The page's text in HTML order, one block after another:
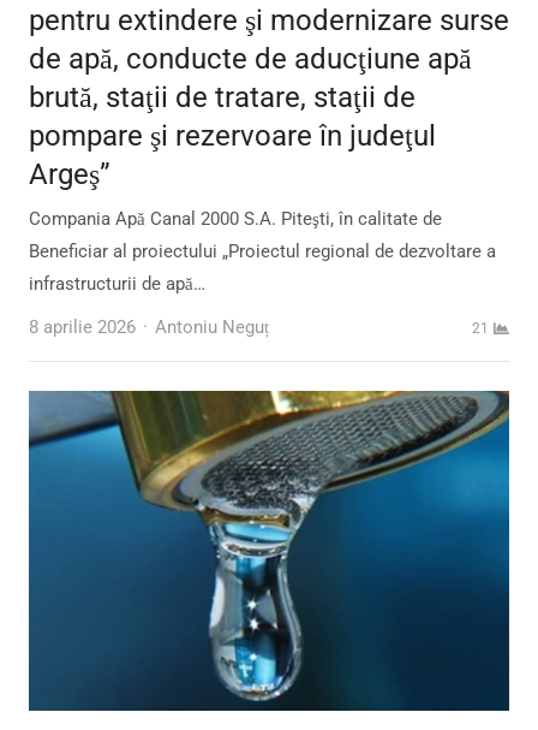
pentru extindere şi modernizare surse
de apă, conducte de aducţiune apă
brută, staţii de tratare, staţii de
pompare şi rezervoare în judeţul
Argeş”
Compania Apă Canal 2000 S.A. Piteşti, în calitate de
Beneficiar al proiectului „Proiectul regional de dezvoltare a
infrastructurii de apă…
8 aprilie 2026
Author
Antoniu Neguț 21